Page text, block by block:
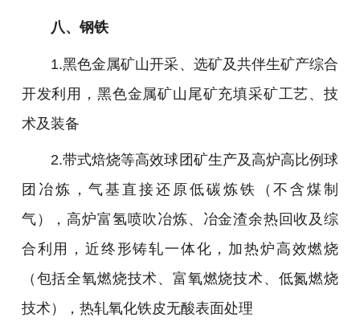
八、钢铁
1.黑色金属矿山开采、选矿及共伴生矿产综合
开发利用，黑色金属矿山尾矿充填采矿工艺、技
术及装备
2.带式焙烧等高效球团矿生产及高炉高比例球
团冶炼，气基直接还原低碳炼铁（不含煤制
气），高炉富氢喷吹冶炼、冶金渣余热回收及综
合利用，近终形铸轧一体化，加热炉高效燃烧
（包括全氧燃烧技术、富氧燃烧技术、低氮燃烧
技术），热轧氧化铁皮无酸表面处理